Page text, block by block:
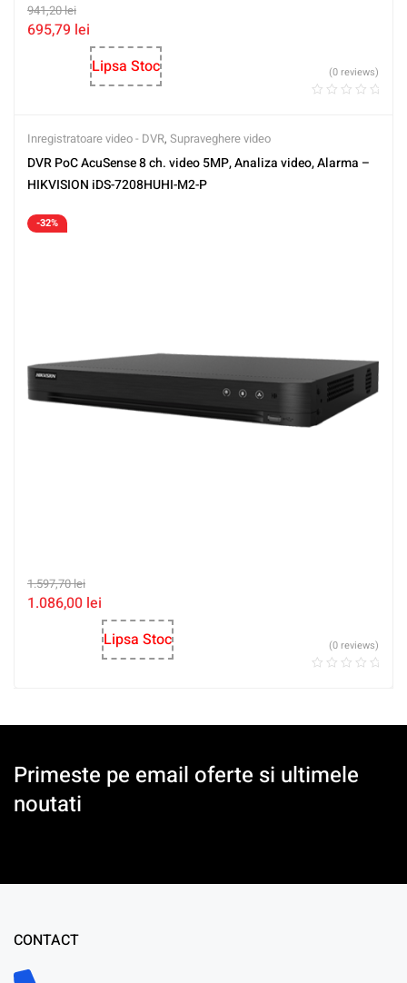
941,20lei
695,79 lei
Lipsa Stoc
(0 reviews)
Inregistratoare video - DVR, Supraveghere video
DVR PoC AcuSense 8 ch. video 5MP, Analiza video, Alarma –
HIKVISION iDS-7208HUHI-M2-P
-32%
1.597,70lei
1.086,00 lei
Lipsa Stoc
(0 reviews)
Primeste pe email oferte si ultimele
noutati
CONTACT